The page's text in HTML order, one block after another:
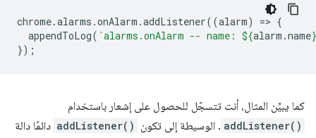
chrome.alarms .onAlarm .addListener((alarm) => {
appendToLog( `alarms.onAlarm -- name: ${alarm .name}
});
كما يبيِّن المثال، أنت تتسجّل للحصول على إشعار باستخدام
addListener() . الوسيطة إلى تكون addListener() دائمًا دالة